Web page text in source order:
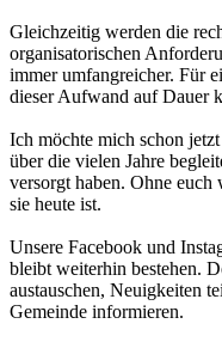
Gleichzeitig werden die
organisatorischen
immer umfangreicher. Für
dieser Aufwand auf Dauer
Ich möchte mich schon
über die vielen Jahre
versorgt haben. Ohne euch
sie heute ist.
Unsere Facebook und
bleibt weiterhin bestehen.
austauschen, Neuigkeiten
Gemeinde informieren.